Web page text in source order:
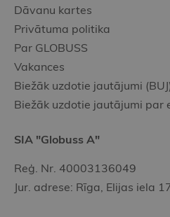
Dāvanu kartes
Privātuma politika
Par GLOBUSS
Vakances
Biežāk uzdotie jautājumi
Biežāk uzdotie jautājumi par
SIA "Globuss A"
Reģ. Nr. 40003136049
Jur. adrese: Rīga, Elijas iela